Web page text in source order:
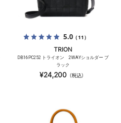
5.0（11）
TRION
DB16PC252 トライオン 2WAYショルダー ブ
ラック
¥24,200（税込）